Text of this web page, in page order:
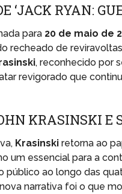
‘JACK RYAN:
para 20 de maio de
recheado de
, reconhecido por
revigorado que
KRASINSKI
Krasinski retorna ao
um essencial para a
público ao longo das
narrativa foi o que